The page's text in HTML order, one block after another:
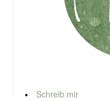
Schreib mir